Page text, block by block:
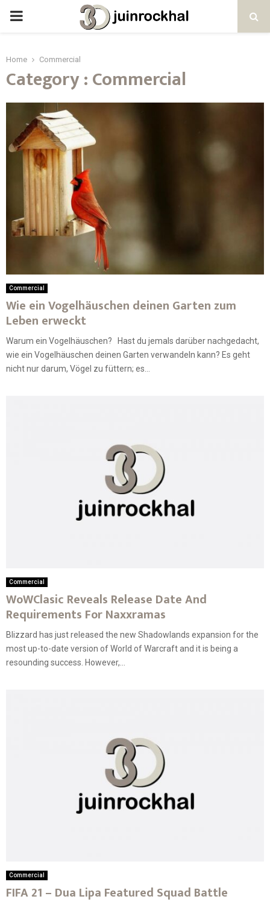
PRIMARY
Home Commercial
Category : Commercial
Commercial
Wie ein Vogelhäuschen deinen Garten zum
Leben erweckt
Warum ein Vogelhäuschen? Hast du jemals darüber nachgedacht,
wie ein Vogelhäuschen deinen Garten verwandeln kann? Es geht
nicht nur darum, Vögel zu füttern; es...
Commercial
WoWClasic Reveals Release Date And
Requirements For Naxxramas
Blizzard has just released the new Shadowlands expansion for the
most up-to-date version of World of Warcraft and it is being a
resounding success. However,...
Commercial
FIFA 21 – Dua Lipa Featured Squad Battle